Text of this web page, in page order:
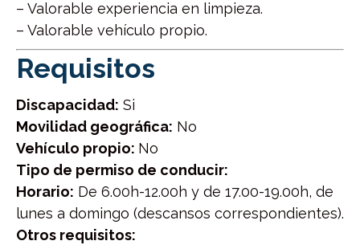
– Valorable experiencia en limpieza.
– Valorable vehículo propio.
Requisitos
Discapacidad: Si
Movilidad geográfica: No
Vehículo propio: No
Tipo de permiso de conducir:
Horario: De 6.00h-12.00h y de 17.00-19.00h, de
lunes a domingo (descansos correspondientes).
Otros requisitos: